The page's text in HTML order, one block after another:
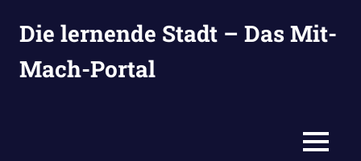
InhaltDie lernende Stadt – Das Mit-
Mach-Portal
MENÜ